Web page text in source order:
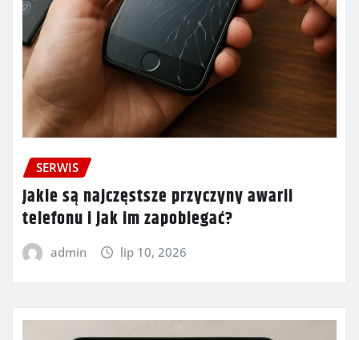
SERWIS
Jakie są najczęstsze przyczyny awarii
telefonu i jak im zapobiegać?
admin lip 10, 2026